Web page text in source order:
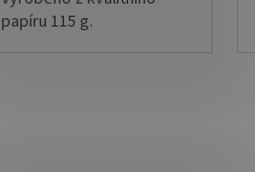
papíru 115 g.